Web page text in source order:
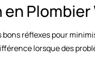
bons réflexes pour
lorsque des